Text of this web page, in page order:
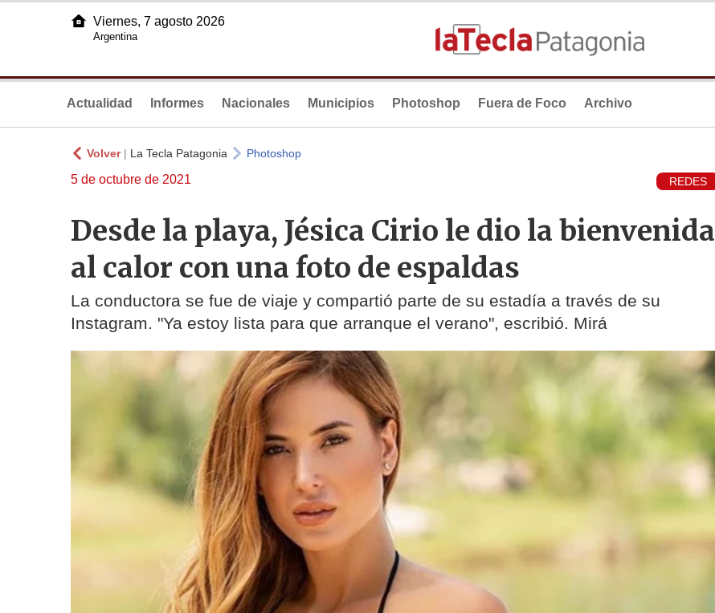
Viernes, 7 agosto 2026
Argentina
Actualidad Informes Nacionales Municipios Photoshop Fuera de Foco Archivo
Volver| La Tecla Patagonia Photoshop
5 de octubre de 2021 REDES
Desde la playa, Jésica Cirio le dio la bienvenida
al calor con una foto de espaldas
La conductora se fue de viaje y compartió parte de su estadía a través de su
Instagram. "Ya estoy lista para que arranque el verano", escribió. Mirá